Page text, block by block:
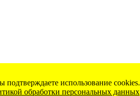
подтверждаете использование
обработки персональных данных